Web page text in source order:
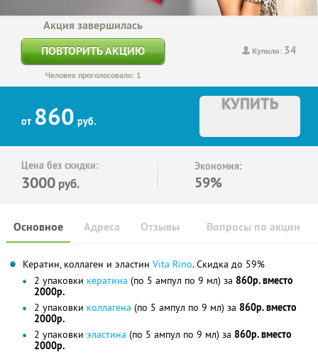
Купили: 34
Акция завершилась
ПОВТОРИТЬ АКЦИЮ
Человек проголосовало: 1
от 860 руб.
КУПИТЬ
Цена без скидки:
3000 руб.
Экономия:
59%
Основное Отзывы Вопросы по акции
Адреса
Кератин, коллаген и эластин Vita Rino. Скидка до 59%
2 упаковки кератина (по 5 ампул по 9 мл) за 860р. вместо
2000р.
2 упаковки коллагена (по 5 ампул по 9 мл) за 860р. вместо
2000р.
2 упаковки эластина (по 5 ампул по 9 мл) за 860р. вместо
2000р.